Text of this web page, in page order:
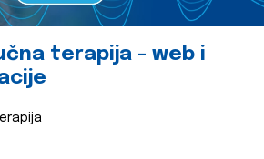
terapija - web i